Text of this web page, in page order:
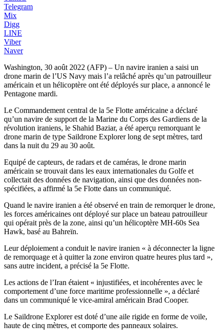
Telegram
Mix
Digg
LINE
Viber
Naver
Washington, 30 août 2022 (AFP) – Un navire iranien a saisi un
drone marin de l’US Navy mais l’a relâché après qu’un patrouilleur
américain et un hélicoptère ont été déployés sur place, a annoncé le
Pentagone mardi.
Le Commandement central de la 5e Flotte américaine a déclaré
qu’un navire de support de la Marine du Corps des Gardiens de la
révolution iraniens, le Shahid Baziar, a été aperçu remorquant le
drone marin de type Saildrone Explorer long de sept mètres, tard
dans la nuit du 29 au 30 août.
Equipé de capteurs, de radars et de caméras, le drone marin
américain se trouvait dans les eaux internationales du Golfe et
collectait des données de navigation, ainsi que des données non-
spécifiées, a affirmé la 5e Flotte dans un communiqué.
Quand le navire iranien a été observé en train de remorquer le drone,
les forces américaines ont déployé sur place un bateau patrouilleur
qui opérait près de la zone, ainsi qu’un hélicoptère MH-60s Sea
Hawk, basé au Bahreïn.
Leur déploiement a conduit le navire iranien « à déconnecter la ligne
de remorquage et à quitter la zone environ quatre heures plus tard »,
sans autre incident, a précisé la 5e Flotte.
Les actions de l’Iran étaient « injustifiées, et incohérentes avec le
comportement d’une force maritime professionnelle », a déclaré
dans un communiqué le vice-amiral américain Brad Cooper.
Le Saildrone Explorer est doté d’une aile rigide en forme de voile,
haute de cinq mètres, et comporte des panneaux solaires.